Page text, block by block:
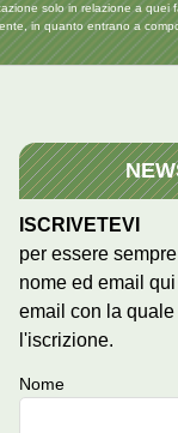
solo in relazione a quei
in quanto entrano a
ISCRIVETEVI
per essere
nome ed email
email con la
l'iscrizione.
Nome